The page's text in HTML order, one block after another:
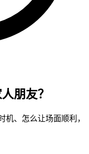
朋友？
机、怎么让场面顺利，